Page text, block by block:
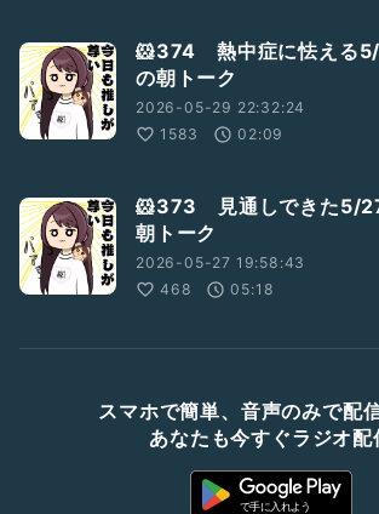
🐹374 熱中症に怯える
の朝トーク
2026-05-29 22:32:24
1583
02:09
🐹373 見通しできた5/
朝トーク
2026-05-27 19:58:43
468
05:18
スマホで簡単、音声のみで配
あなたも今すぐラジオ配